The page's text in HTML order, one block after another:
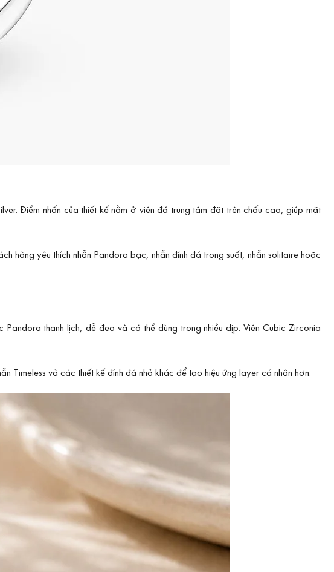
Điểm nhấn của thiết kế nằm ở viên đá trung tâm đặt trên chấu cao, giúp mặt
hàng yêu thích nhẫn Pandora bạc, nhẫn đính đá trong suốt, nhẫn solitaire hoặc
thanh lịch, dễ đeo và có thể dùng trong nhiều dịp. Viên Cubic Zirconia
Timeless và các thiết kế đính đá nhỏ khác để tạo hiệu ứng layer cá nhân hơn.